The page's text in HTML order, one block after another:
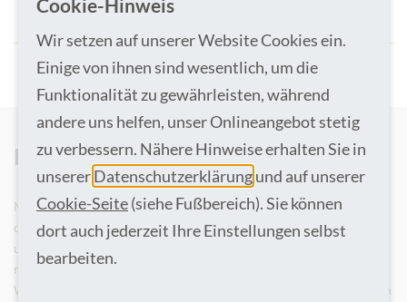
Vorstellung, Operation und Nachbehandlung
Künstliches Kniegelenk
Mehr noch als die Hüftprothetik ist die Knieprothetik angepasst an
die individuellen Bedürfnisse der Patienten. Leiden die Patienten
unter einem irreparablen Knorpelschaden des Kniegelenkes, hilft
manchmal nur noch der Einsatz eines künstlichen Gelenkes.
Während früher immer das gesamte Gelenk ersetzt wurde, kommen
Cookie-Hinweis
Wir setzen auf unserer Website Cookies ein.
Einige von ihnen sind wesentlich, um die
Funktionalität zu gewährleisten, während
andere uns helfen, unser Onlineangebot stetig
zu verbessern. Nähere Hinweise erhalten Sie in
unsererDatenschutzerklärungund auf unserer
Cookie-Seite(siehe Fußbereich). Sie können
dort auch jederzeit Ihre Einstellungen selbst
bearbeiten.